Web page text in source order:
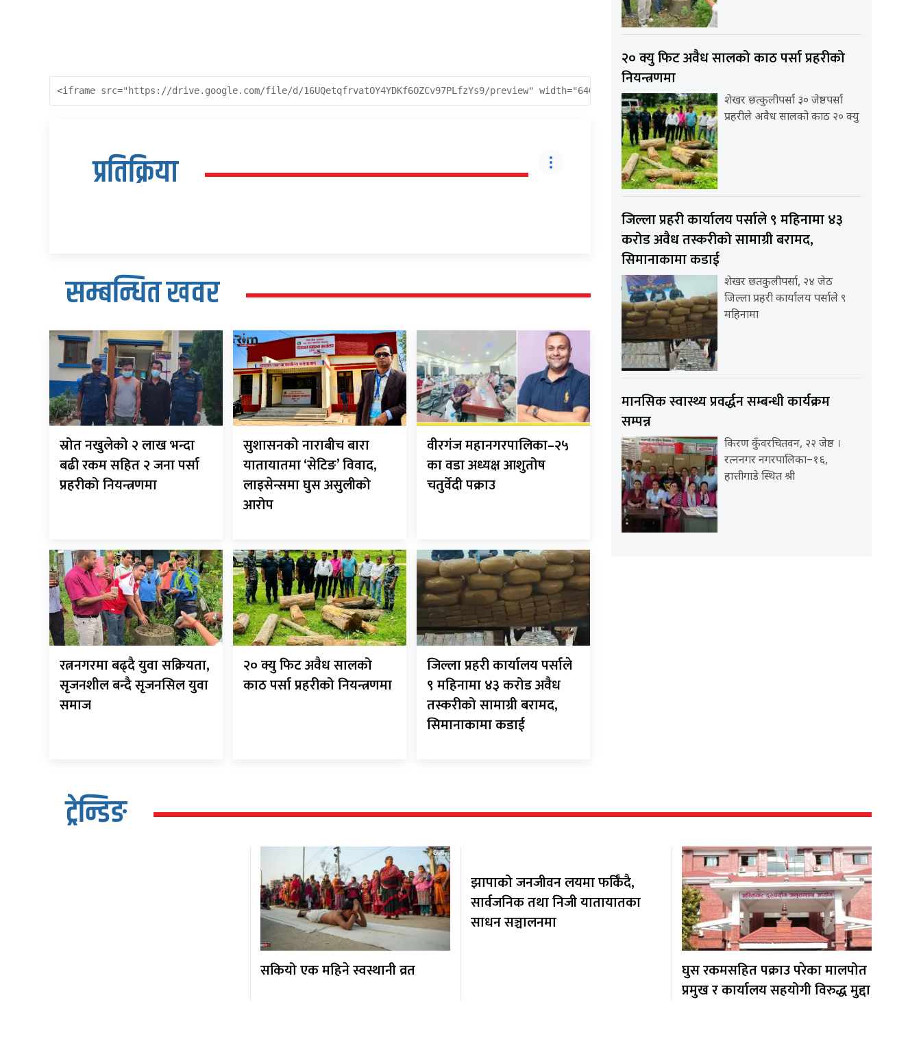
<iframe src="https://drive.google.com/file/d/16UQetqfrvatOY4YDKf6OZCv97PLfzYs9/preview" width="640" height="480" allow="autoplay"></iframe>
प्रतिक्रिया
सम्बन्धित खवर
स्रोत नखुलेको २ लाख भन्दा
बढी रकम सहित २ जना पर्सा
प्रहरीको नियन्त्रणमा
सुशासनको नाराबीच बारा
यातायातमा ‘सेटिङ’ विवाद,
लाइसेन्समा घुस असुलीको
आरोप
वीरगंज महानगरपालिका–२५
का वडा अध्यक्ष आशुतोष
चतुर्वेदी पक्राउ
रत्ननगरमा बढ्दै युवा सक्रियता,
सृजनशील बन्दै सृजनसिल युवा
समाज
२० क्यु फिट अवैध सालको
काठ पर्सा प्रहरीको नियन्त्रणमा
जिल्ला प्रहरी कार्यालय पर्साले
९ महिनामा ४३ करोड अवैध
तस्करीको सामाग्री बरामद,
सिमानाकामा कडाई
२० क्यु फिट अवैध सालको काठ पर्सा प्रहरीको
नियन्त्रणमा
शेखर छत्कुलीपर्सा ३० जेष्ठपर्सा
प्रहरीले अवैध सालको काठ २० क्यु
जिल्ला प्रहरी कार्यालय पर्साले ९ महिनामा ४३
करोड अवैध तस्करीको सामाग्री बरामद,
सिमानाकामा कडाई
शेखर छतकुलीपर्सा, २४ जेठ
जिल्ला प्रहरी कार्यालय पर्साले ९
महिनामा
मानसिक स्वास्थ्य प्रवर्द्धन सम्बन्धी कार्यक्रम
सम्पन्न
किरण कुँवरचितवन, २२ जेष्ठ ।
रत्ननगर नगरपालिका–१६,
हात्तीगाडे स्थित श्री
ट्रेन्डिङ
सकियो एक महिने स्वस्थानी व्रत
झापाको जनजीवन लयमा फर्किँदै,
सार्वजनिक तथा निजी यातायातका
साधन सञ्चालनमा
घुस रकमसहित पक्राउ परेका मालपोत
प्रमुख र कार्यालय सहयोगी विरुद्ध मुद्दा